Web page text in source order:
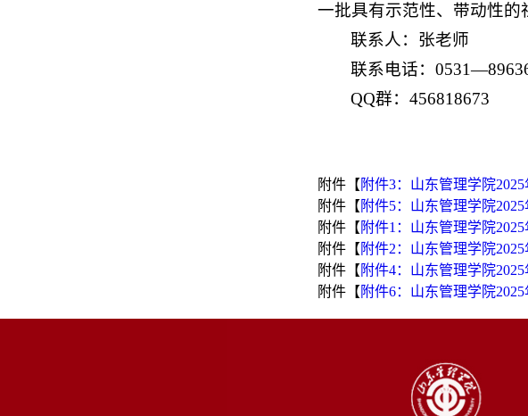
一批具有示范性、带动性的
联系人：张老师
联系电话：
QQ群：456818673
附件【 附件3：山东管理学院
附件【 附件5：山东管理学院
附件【 附件1：山东管理学院
附件【 附件2：山东管理学院
附件【 附件4：山东管理学院
附件【 附件6：山东管理学院